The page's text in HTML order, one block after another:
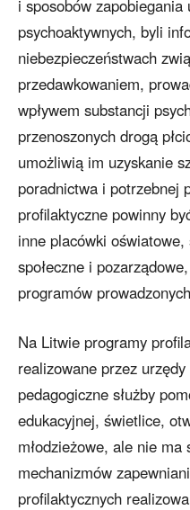
i sposobów zapobiegania
psychoaktywnych, byli
niebezpieczeństwach
przedawkowaniem,
wpływem substancji
przenoszonych drogą
umożliwią im uzyskanie
poradnictwa i potrzebnej
profilaktyczne powinny
inne placówki
społeczne i
programów
Na Litwie programy
realizowane przez
pedagogiczne służby
edukacyjnej, świetlice,
młodzieżowe, ale nie
mechanizmów
profilaktycznych